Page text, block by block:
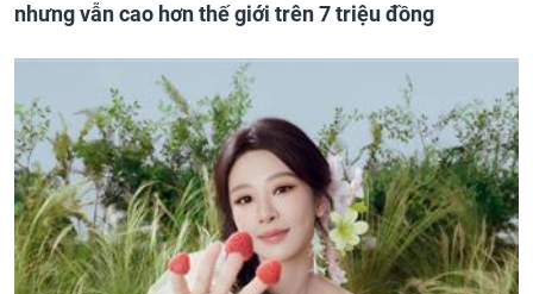
nhưng vẫn cao hơn thế giới trên 7 triệu đồng